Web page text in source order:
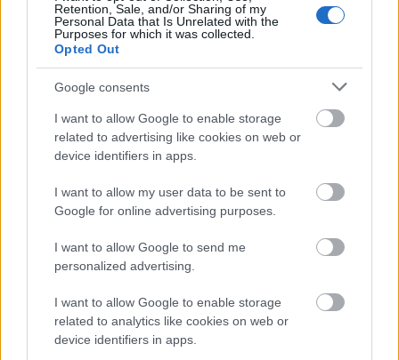
Retention, Sale, and/or Sharing of my
Personal Data that Is Unrelated with the
Purposes for which it was collected.
Opted Out
Google consents
I want to allow Google to enable storage
related to advertising like cookies on web or
device identifiers in apps.
I want to allow my user data to be sent to
Google for online advertising purposes.
I want to allow Google to send me
personalized advertising.
I want to allow Google to enable storage
related to analytics like cookies on web or
device identifiers in apps.
Impulzus napló – A tökéletes
computer
2020. május 19.